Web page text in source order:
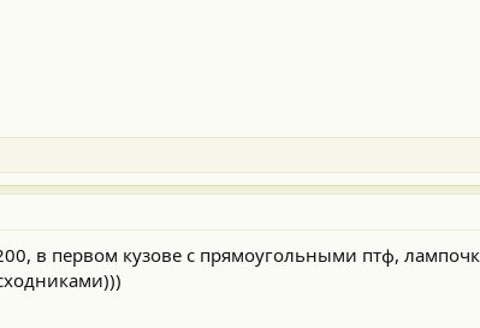
в первом кузове с прямоугольными птф,